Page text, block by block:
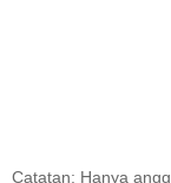
Catatan: Hanya